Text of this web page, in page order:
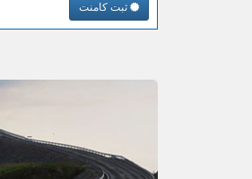
ثبت کامنت